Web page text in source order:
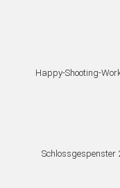
Happy-Shooting-
Schlossgespenster